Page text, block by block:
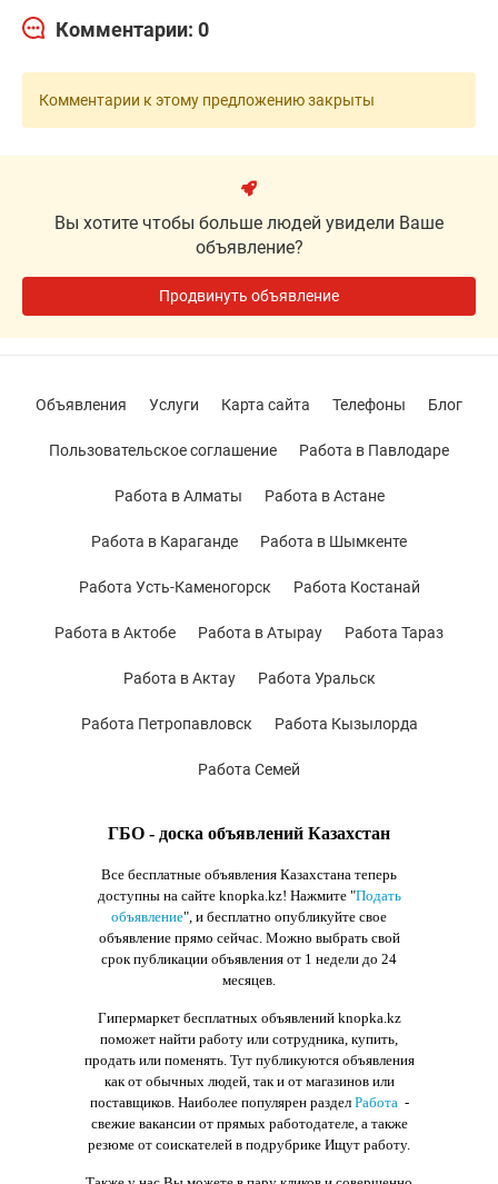
Комментарии: 0
Комментарии к этому предложению закрыты
Вы хотите чтобы больше людей увидели Ваше
объявление?
Продвинуть объявление
ГБО - доска объявлений Казахстан
Все бесплатные объявления Казахстана теперь
доступны на сайте knopka.kz! Нажмите "Подать
объявление", и бесплатно опубликуйте свое
объявление прямо сейчас. Можно выбрать свой
срок публикации объявления от 1 недели до 24
месяцев.
Гипермаркет бесплатных объявлений knopka.kz
поможет найти работу или сотрудника, купить,
продать или поменять. Тут публикуются объявления
как от обычных людей, так и от магазинов или
поставщиков. Наиболее популярен раздел Работа-
свежие вакансии от прямых работодателе, а также
резюме от соискателей в подрубрике Ищут работу.
Объявления Услуги Карта сайта Телефоны Блог
Пользовательское соглашение Работа в Павлодаре
Работа в Алматы Работа в Астане
Работа в Караганде Работа в Шымкенте
Работа Усть-Каменогорск Работа Костанай
Работа в Актобе Работа в Атырау Работа Тараз
Работа в Актау Работа Уральск
Работа Петропавловск Работа Кызылорда
Работа Семей